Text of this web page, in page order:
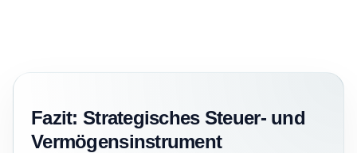
Fazit: Strategisches Steuer- und
Vermögensinstrument